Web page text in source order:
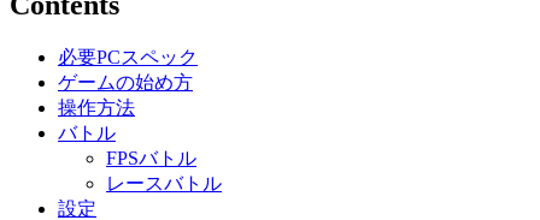
必要PCスペック
ゲームの始め方
操作方法
バトル
FPSバトル
レースバトル
設定